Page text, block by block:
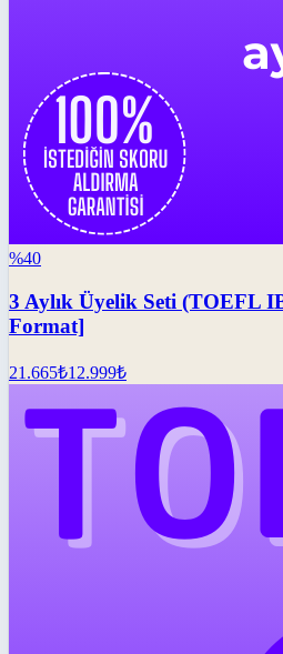
%40
3 Aylık Üyelik Seti (TOEFL
Format]
21.665₺12.999₺